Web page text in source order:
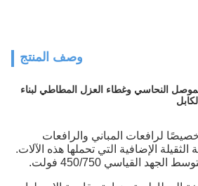
وصف المنتج
النحاسي وغطاء العزل المطاطي لبناء
لرافعات المباني والرافعات
الإضافية التي تحملها هذه الآلات.
القياسي 450/750 فولت.